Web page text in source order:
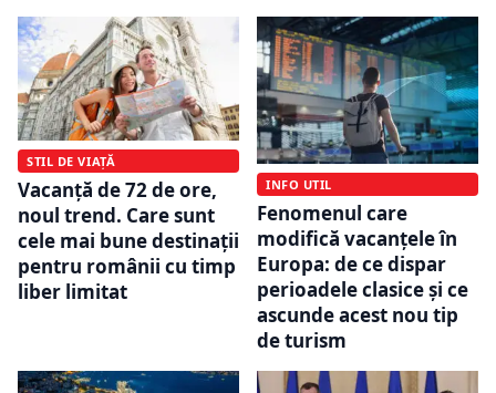
STIL DE VIAȚĂ
Vacanță de 72 de ore,
noul trend. Care sunt
cele mai bune destinații
pentru românii cu timp
liber limitat
INFO UTIL
Fenomenul care
modifică vacanțele în
Europa: de ce dispar
perioadele clasice și ce
ascunde acest nou tip
de turism